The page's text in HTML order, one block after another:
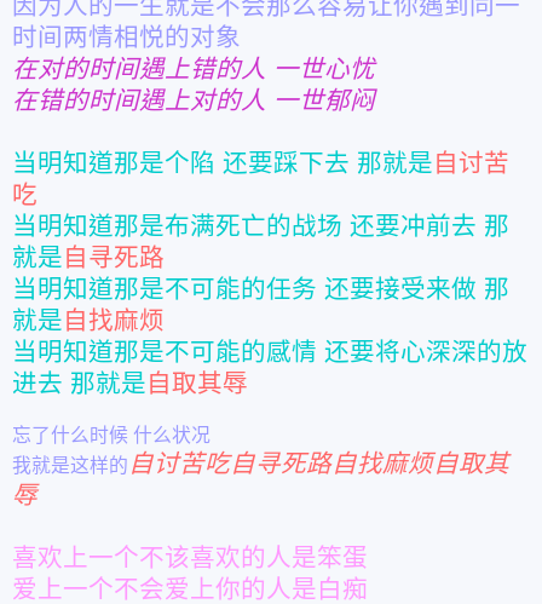
时间两情相悦的对象
在对的时间遇上错的人 一世心忧
在错的时间遇上对的人 一世郁闷
当明知道那是个陷 还要踩下去 那就是自讨苦
吃
当明知道那是布满死亡的战场 还要冲前去 那
就是自寻死路
当明知道那是不可能的任务 还要接受来做 那
就是自找麻烦
当明知道那是不可能的感情 还要将心深深的放
进去 那就是自取其辱
忘了什么时候 什么状况
我就是这样的 自讨苦吃自寻死路自找麻烦自取其
辱
喜欢上一个不该喜欢的人是笨蛋
爱上一个不会爱上你的人是白痴